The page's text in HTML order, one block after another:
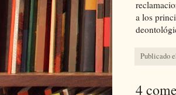
a los
Publicado
4